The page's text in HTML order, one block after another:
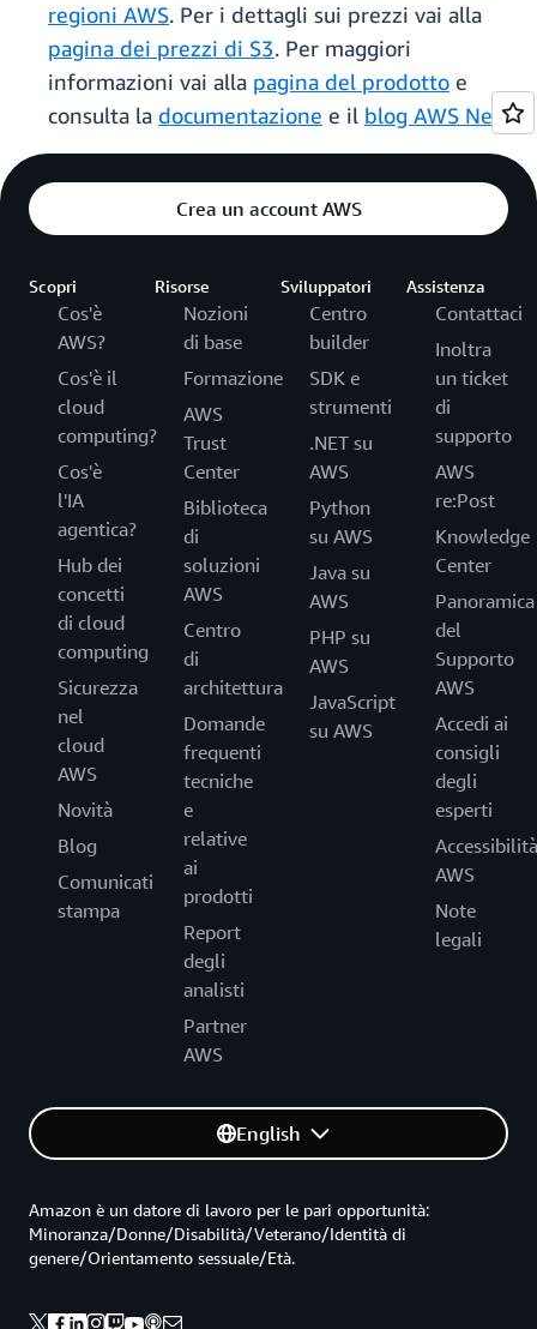
regioni AWS. Per i dettagli sui prezzi vai alla
pagina dei prezzi di S3. Per maggiori
informazioni vai alla pagina del prodotto e
consulta la documentazione e il blog AWS News.
Crea un account AWS
Scopri
Cos'è
AWS?
Cos'è il
cloud
computing?
Cos'è
l'IA
agentica?
Hub dei
concetti
di cloud
computing
Sicurezza
nel
cloud
AWS
Novità
Blog
Comunicati
stampa
Risorse
Nozioni
di base
Formazione
AWS
Trust
Center
Biblioteca
di
soluzioni
AWS
Centro
di
architettura
Domande
frequenti
tecniche
e
relative
ai
prodotti
Report
degli
analisti
Partner
AWS
Sviluppatori
Centro
builder
SDK e
strumenti
.NET su
AWS
Python
su AWS
Java su
AWS
PHP su
AWS
JavaScript
su AWS
Assistenza
Contattaci
Inoltra
un ticket
di
supporto
AWS
re:Post
Knowledge
Center
Panoramica
del
Supporto
AWS
Accedi ai
consigli
degli
esperti
Accessibilità
AWS
Note
legali
English
Amazon è un datore di lavoro per le pari opportunità:
Minoranza/Donne/Disabilità/Veterano/Identità di
genere/Orientamento sessuale/Età.